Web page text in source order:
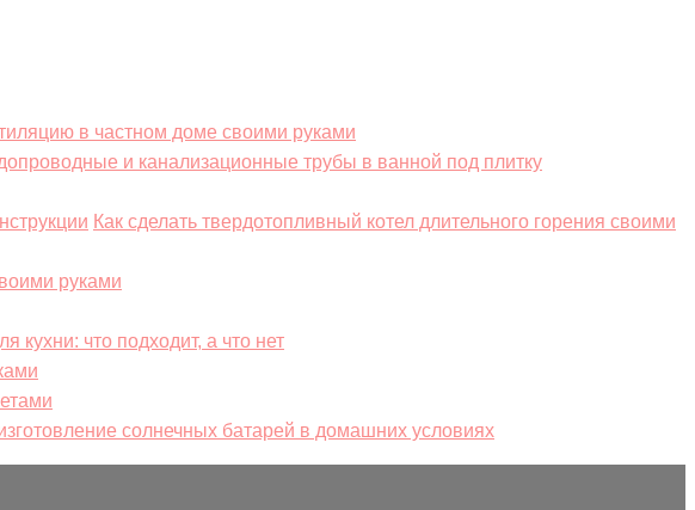
в частном доме своими руками
и канализационные трубы в ванной под плитку
Как сделать твердотопливный котел длительного горения своими
руками
кухни: что подходит, а что нет
солнечных батарей в домашних условиях